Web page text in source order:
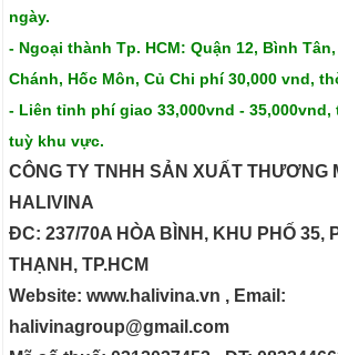
ngày.
- Ngoại thành Tp. HCM: Quận 12, Bình
Chánh, Hốc Môn, Củ Chi phí 30,000 vnd,
- Liên tỉnh phí giao 33,000vnd -
tuỳ khu vực.
CÔNG TY TNHH SẢN XUẤT THƯƠNG
HALIVINA
ĐC: 237/70A HÒA BÌNH, KHU PHỐ 35,
THẠNH, TP.HCM
Website: www.halivina.vn , Email:
halivinagroup@gmail.com